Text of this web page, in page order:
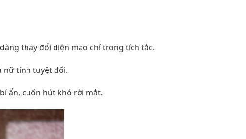
thay đổi diện mạo chỉ trong tích tắc.
nữ tính tuyệt đối.
ẩn, cuốn hút khó rời mắt.